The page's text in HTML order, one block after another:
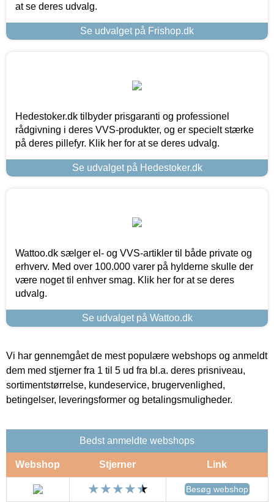
at se deres udvalg.
Se udvalget på Frishop.dk
Hedestoker.dk tilbyder prisgaranti og professionel
rådgivning i deres VVS-produkter, og er specielt stærke
på deres pillefyr. Klik her for at se deres udvalg.
Se udvalget på Hedestoker.dk
Wattoo.dk sælger el- og VVS-artikler til både private og
erhverv. Med over 100.000 varer på hylderne skulle der
være noget til enhver smag. Klik her for at se deres
udvalg.
Se udvalget på Wattoo.dk
Vi har gennemgået de mest populære webshops og anmeldt
dem med stjerner fra 1 til 5 ud fra bl.a. deres prisniveau,
sortimentstørrelse, kundeservice, brugervenlighed,
betingelser, leveringsformer og betalingsmuligheder.
Bedst anmeldte webshops
Webshop Stjerner Link
Besøg webshop